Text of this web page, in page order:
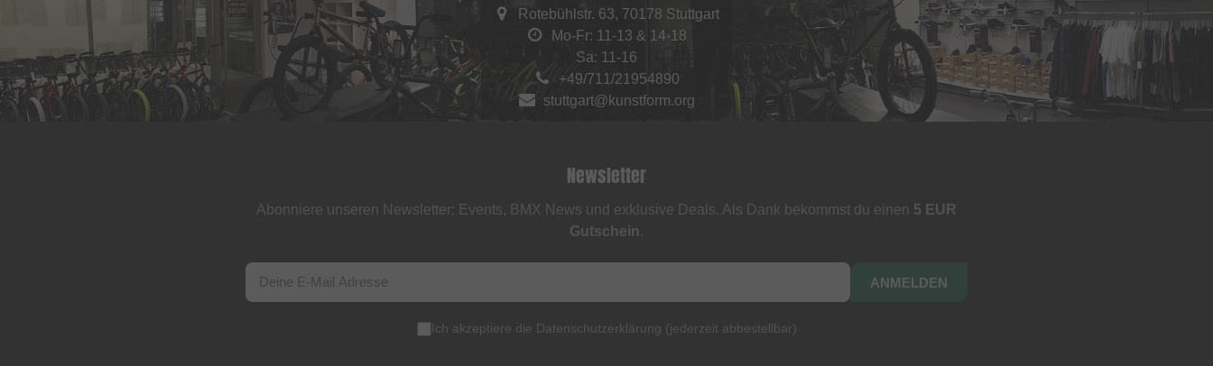
Rotebühlstr. 63, 70178 Stuttgart
Mo-Fr: 11-13 & 14-18
Sa: 11-16
+49/711/21954890
stuttgart@kunstform.org
Newsletter
Abonniere unseren Newsletter: Events, BMX News und exklusive Deals. Als Dank bekommst du einen 5 EUR
Gutschein.
ANMELDEN
Ich akzeptiere die Datenschutzerklärung (jederzeit abbestellbar)